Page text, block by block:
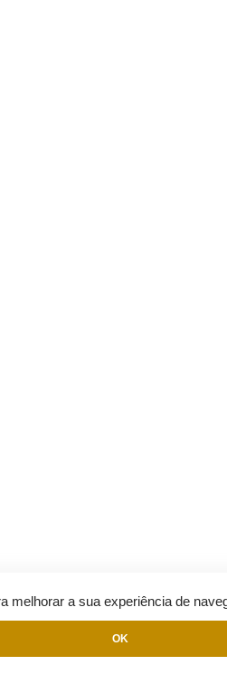
melhorar a sua experiência de
OK